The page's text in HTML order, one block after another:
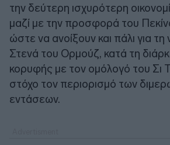
την δεύτερη ισχυρότερη
μαζί με την προσφορά του
ώστε να ανοίξουν και πάλι για τη
Στενά του Ορμούζ, κατά τη
κορυφής με τον ομόλογό του Σι
στόχο τον περιορισμό των
εντάσεων.